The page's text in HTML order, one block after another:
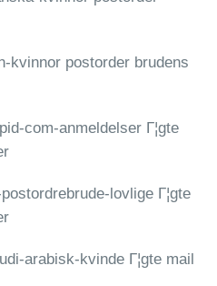
kvinnor postorder brudens
com-anmeldelser Г¦gte
lovlige Г¦gte
arabisk-kvinde Г¦gte mail